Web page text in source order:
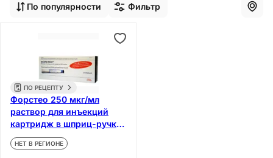
По популярности Фильтр
ПО РЕЦЕПТУ
Форстео 250 мкг/мл
раствор для инъекций
картридж в шприц-ручке
2,4 мл
НЕТ В РЕГИОНЕ